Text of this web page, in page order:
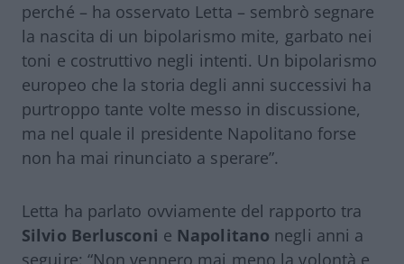
perché – ha osservato Letta – sembrò segnare
la nascita di un bipolarismo mite, garbato nei
toni e costruttivo negli intenti. Un bipolarismo
europeo che la storia degli anni successivi ha
purtroppo tante volte messo in discussione,
ma nel quale il presidente Napolitano forse
non ha mai rinunciato a sperare”.
Letta ha parlato ovviamente del rapporto tra
Silvio Berlusconi e Napolitano negli anni a
seguire: “Non vennero mai meno la volontà e